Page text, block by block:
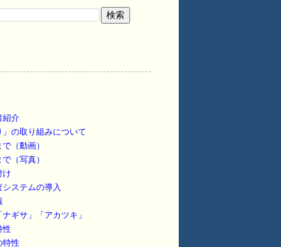
紹介
」の取り組みについて
（動画）
（写真）
け
ステムの導入
ギサ」「アカツキ」
性
特性